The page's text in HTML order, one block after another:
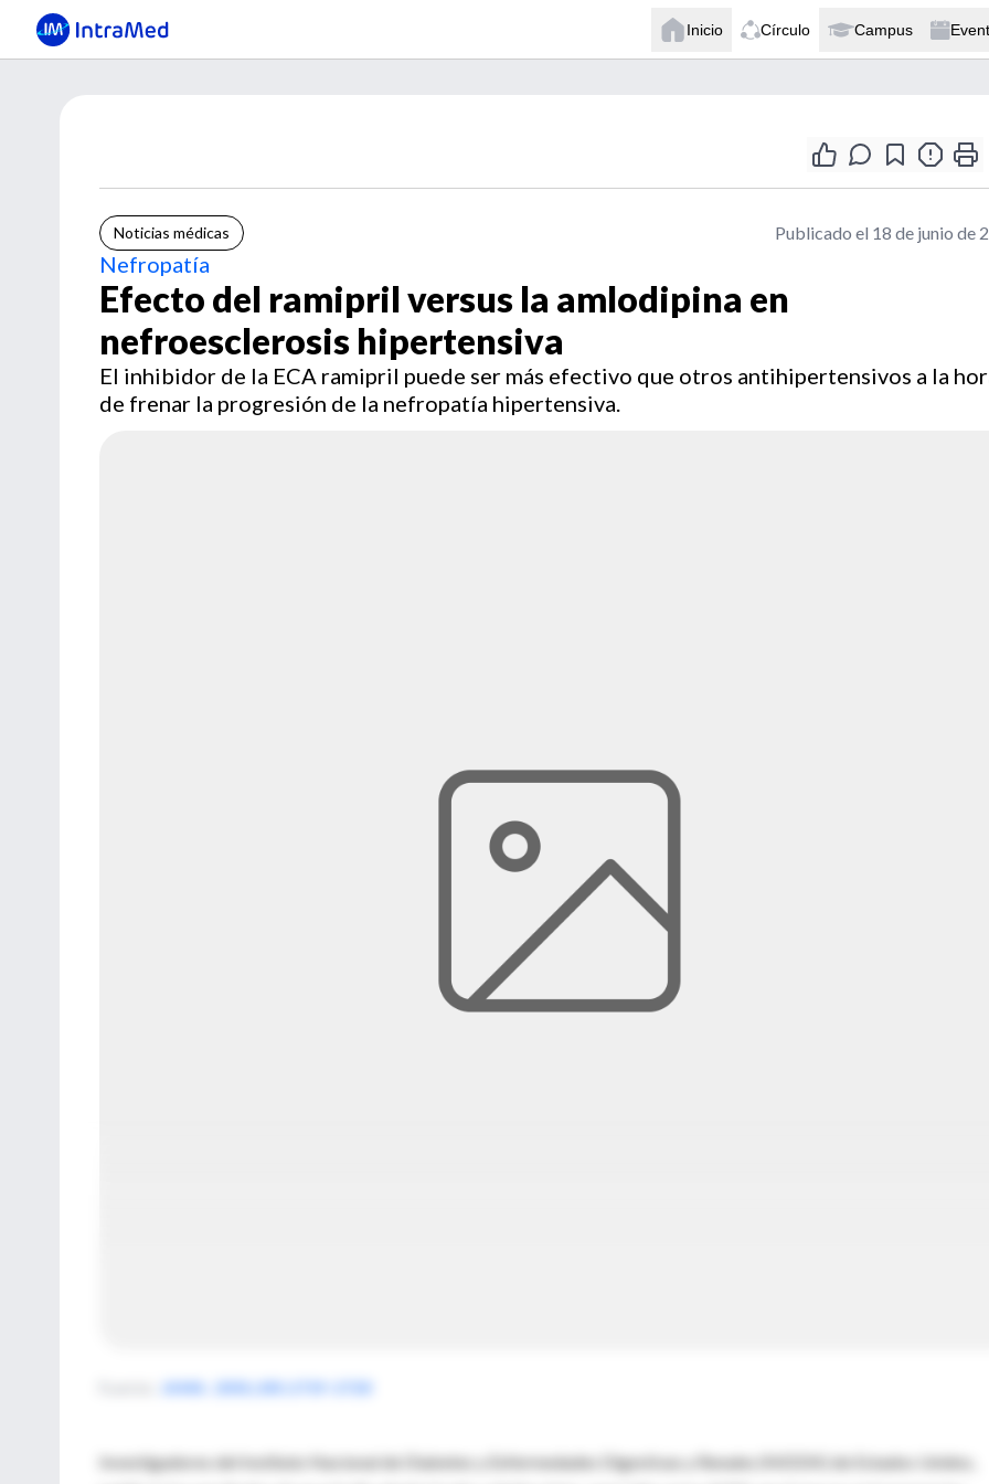
Inicio Círculo Campus
Noticias médicas Publicado el 18 de junio de
Nefropatía
Efecto del ramipril versus la amlodipina en
nefroesclerosis hipertensiva
El inhibidor de la ECA ramipril puede ser más efectivo que otros antihipertensivos a la
de frenar la progresión de la nefropatía hipertensiva.
Investigadores del Instituto Nacional de Diabetes y Enfermedades Digestivas y Renales (NIDDK) de Estados Unidos,